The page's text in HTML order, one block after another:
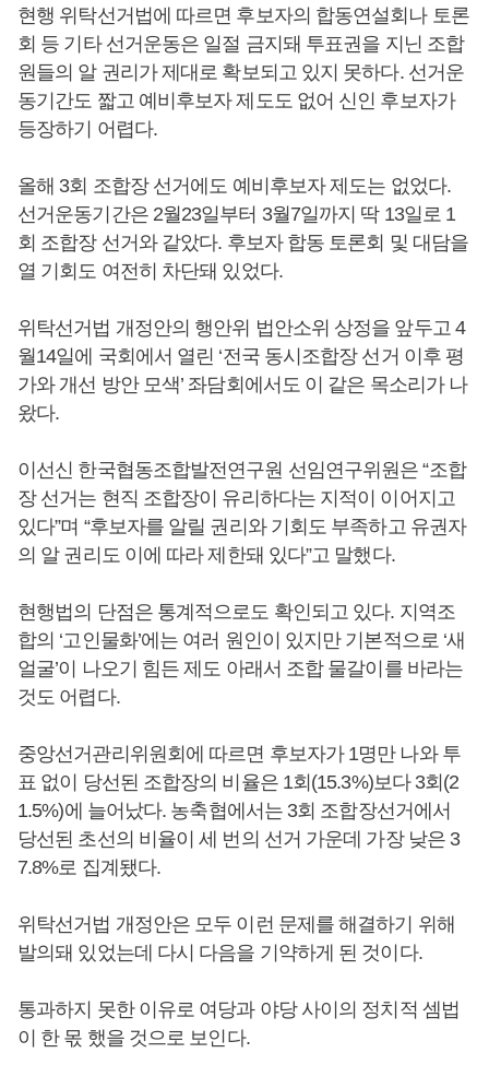
현행 위탁선거법에 따르면 후보자의 합동연설회나 토론
회 등 기타 선거운동은 일절 금지돼 투표권을 지닌 조합
원들의 알 권리가 제대로 확보되고 있지 못하다. 선거운
동기간도 짧고 예비후보자 제도도 없어 신인 후보자가
등장하기 어렵다.
올해 3회 조합장 선거에도 예비후보자 제도는 없었다.
선거운동기간은 2월23일부터 3월7일까지 딱 13일로 1
회 조합장 선거와 같았다. 후보자 합동 토론회 및 대담을
열 기회도 여전히 차단돼 있었다.
위탁선거법 개정안의 행안위 법안소위 상정을 앞두고 4
월14일에 국회에서 열린 ‘전국 동시조합장 선거 이후 평
가와 개선 방안 모색’ 좌담회에서도 이 같은 목소리가 나
왔다.
이선신 한국협동조합발전연구원 선임연구위원은 “조합
장 선거는 현직 조합장이 유리하다는 지적이 이어지고
있다”며 “후보자를 알릴 권리와 기회도 부족하고 유권자
의 알 권리도 이에 따라 제한돼 있다”고 말했다.
현행법의 단점은 통계적으로도 확인되고 있다. 지역조
합의 ‘고인물화’에는 여러 원인이 있지만 기본적으로 ‘새
얼굴’이 나오기 힘든 제도 아래서 조합 물갈이를 바라는
것도 어렵다.
중앙선거관리위원회에 따르면 후보자가 1명만 나와 투
표 없이 당선된 조합장의 비율은 1회(15.3%)보다 3회(2
1.5%)에 늘어났다. 농축협에서는 3회 조합장선거에서
당선된 초선의 비율이 세 번의 선거 가운데 가장 낮은 3
7.8%로 집계됐다.
위탁선거법 개정안은 모두 이런 문제를 해결하기 위해
발의돼 있었는데 다시 다음을 기약하게 된 것이다.
통과하지 못한 이유로 여당과 야당 사이의 정치적 셈법
이 한 몫 했을 것으로 보인다.